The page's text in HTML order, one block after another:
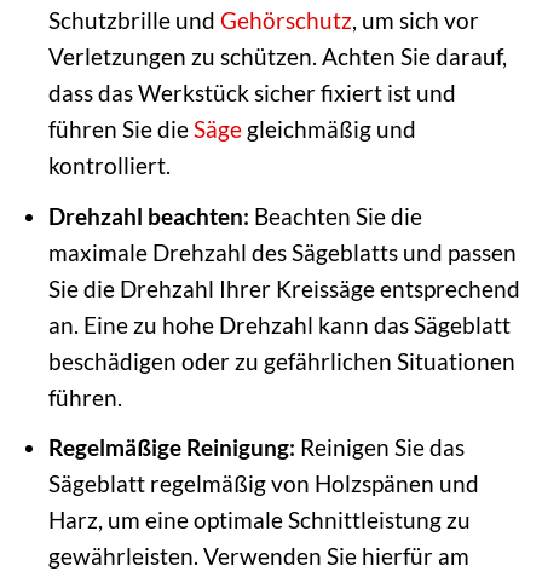
Schutzbrille und Gehörschutz, um sich vor
Verletzungen zu schützen. Achten Sie darauf,
dass das Werkstück sicher fixiert ist und
führen Sie dieSägegleichmäßig und
kontrolliert.
Drehzahl beachten: Beachten Sie die
maximale Drehzahl des Sägeblatts und passen
Sie die Drehzahl Ihrer Kreissäge entsprechend
an. Eine zu hohe Drehzahl kann das Sägeblatt
beschädigen oder zu gefährlichen Situationen
führen.
Regelmäßige Reinigung: Reinigen Sie das
Sägeblatt regelmäßig von Holzspänen und
Harz, um eine optimale Schnittleistung zu
gewährleisten. Verwenden Sie hierfür am